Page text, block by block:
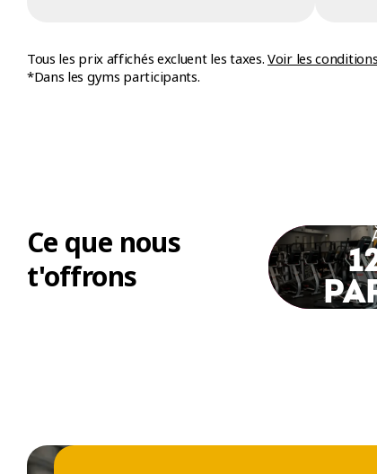
Tous les prix affichés excluent les taxes.Voir les
*Dans les gyms participants.
Ce que nous
t'offrons